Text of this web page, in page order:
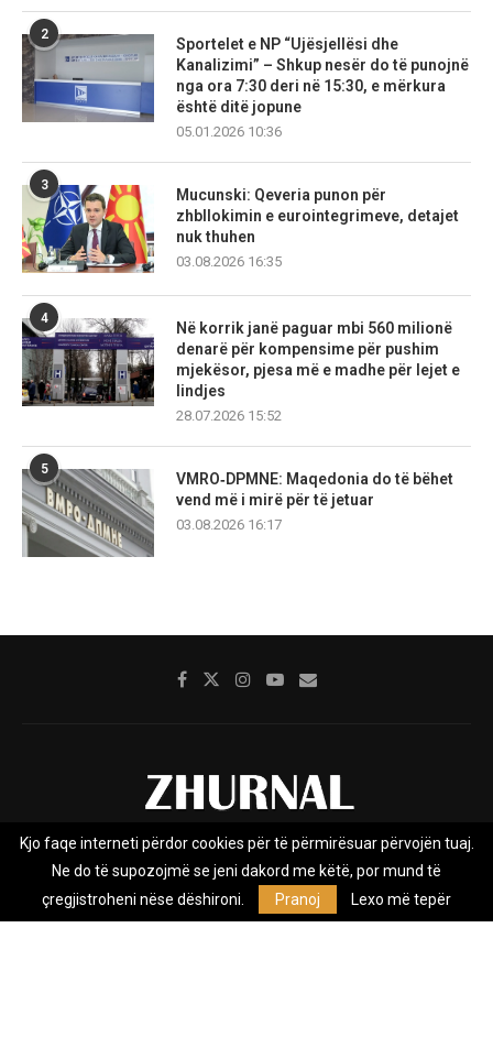
2
Sportelet e NP “Ujësjellësi dhe
Kanalizimi” – Shkup nesër do të punojnë
nga ora 7:30 deri në 15:30, e mërkura
është ditë jopune
05.01.2026 10:36
3
Mucunski: Qeveria punon për
zhbllokimin e eurointegrimeve, detajet
nuk thuhen
03.08.2026 16:35
4
Në korrik janë paguar mbi 560 milionë
denarë për kompensime për pushim
mjekësor, pjesa më e madhe për lejet e
lindjes
28.07.2026 15:52
5
VMRO‑DPMNE: Maqedonia do të bëhet
vend më i mirë për të jetuar
03.08.2026 16:17
Rreth nesh Impresumi Marketing
Privacy Policy
Zhurnal.mk është Agjenci e Lajmeve e pavarur, e themeluar në vitin
Kjo faqe interneti përdor cookies për të përmirësuar përvojën tuaj.
Ne do të supozojmë se jeni dakord me këtë, por mund të
çregjistroheni nëse dëshironi.
Pranoj Lexo më tepër